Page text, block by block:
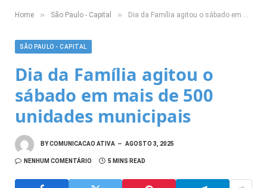
Home » São Paulo - Capital » Dia da Família agitou o sábado em mais de 500 unidades municipais
SÃO PAULO - CAPITAL
Dia da Família agitou o
sábado em mais de 500
unidades municipais
BYCOMUNICACAO ATIVA AGOSTO 3, 2025
NENHUM COMENTÁRIO 5 MINS READ